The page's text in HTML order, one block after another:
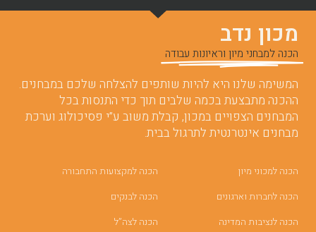
מכון נדב
הכנה למבחני מיון וראיונות עבודה
המשימה שלנו היא להיות שותפים להצלחה שלכם במבחנים.
ההכנה מתבצעת בכמה שלבים תוך כדי התנסות בכל
המבחנים הצפויים במכון, קבלת משוב ע”י פסיכולוג וערכת
מבחנים אינטרנטית לתרגול בבית.
הכנה למכוני מיון
הכנה לחברות וארגונים
הכנה לנציבות המדינה
הכנה למקצועות התחבורה
הכנה לבנקים
הכנה לצה”ל